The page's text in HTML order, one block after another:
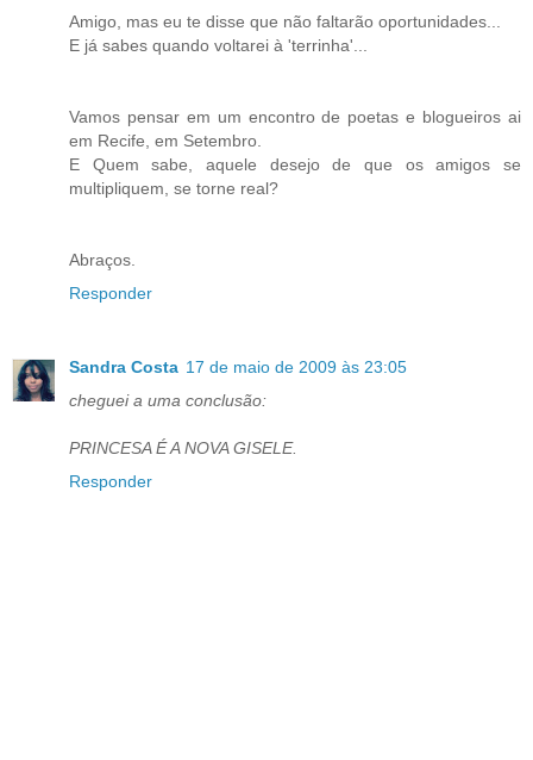
Amigo, mas eu te disse que não faltarão oportunidades...
E já sabes quando voltarei à 'terrinha'...
Vamos pensar em um encontro de poetas e blogueiros ai
em Recife, em Setembro.
E Quem sabe, aquele desejo de que os amigos se
multipliquem, se torne real?
Abraços.
Responder
Sandra Costa 17 de maio de 2009 às 23:05
cheguei a uma conclusão:
PRINCESA É A NOVA GISELE.
Responder